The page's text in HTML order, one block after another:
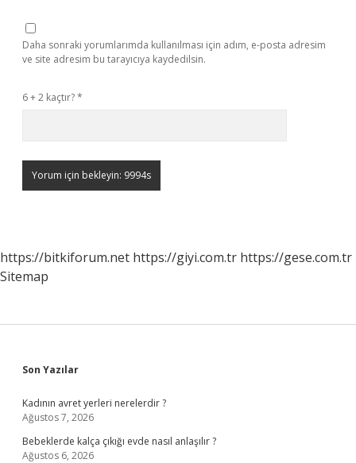
Daha sonraki yorumlarımda kullanılması için adım, e-posta adresim
ve site adresim bu tarayıcıya kaydedilsin.
6 + 2 kaçtır?*
https://bitkiforum.net https://giyi.com.tr https://gese.com.tr
Sitemap
Sidebar
Son Yazılar
Kadının avret yerleri nerelerdir ?
Ağustos 7, 2026
Bebeklerde kalça çıkığı evde nasıl anlaşılır ?
Ağustos 6, 2026